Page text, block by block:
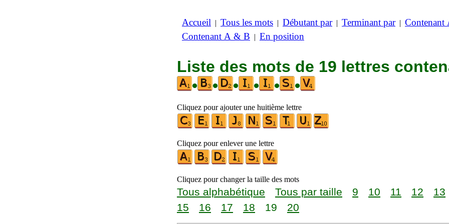
Accueil | Tous les mots | Débutant par| Terminant par| Contenant
Contenant A & B | En position
Liste des mots de 19 lettres
•
• • • • •
Cliquez pour ajouter une huitième lettre
Cliquez pour enlever une lettre
Cliquez pour changer la taille des mots
Tous alphabétique Tous par taille 9 10 11 12 13
15
16 17 18 19 20